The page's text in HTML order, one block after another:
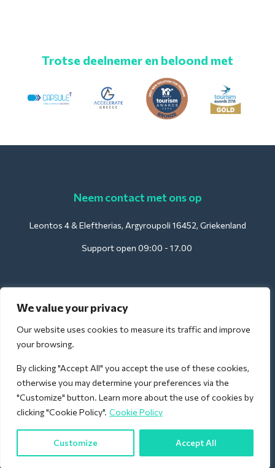
We value your privacy
Our website uses cookies to measure its traffic and improve
your browsing.
By clicking "Accept All" you accept the use of these cookies,
otherwise you may determine your preferences via the
"Customize" button. Learn more about the use of cookies by
clicking "Cookie Policy". Cookie Policy
Customize Accept All
Trotse deelnemer en beloond met
Neem contact met ons op
Leontos 4 & Eleftherias, Argyroupoli 16452, Griekenland
Support open 09:00 - 17.00
Voor hotels:
support@deliverback.com
Voor luchthavens:
airport@deliverback.com